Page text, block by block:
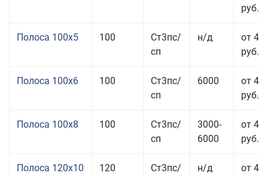
руб.
Полоса 100x5 100
Ст3пс/
сп
н/д
от 46
руб.
Полоса 100x6 100
Ст3пс/
сп
6000
от 46
руб.
Полоса 100x8 100
Ст3пс/
сп
3000-
6000
от 42
руб.
Полоса 120x10 120
Ст3пс/
н/д
от 43